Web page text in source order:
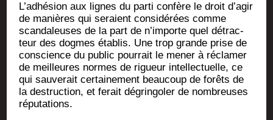
L’adhésion aux lignes du par­ti confère le droit d’agir
de manières qui seraient consi­dé­rées comme
scan­da­leuses de la part de n’importe quel détrac­
teur des dogmes éta­blis. Une trop grande prise de
conscience du public pour­rait le mener à récla­mer
de meilleures normes de rigueur intel­lec­tuelle, ce
qui sau­ve­rait cer­tai­ne­ment beau­coup de forêts de
la des­truc­tion, et ferait dégrin­go­ler de nom­breuses
réputations.